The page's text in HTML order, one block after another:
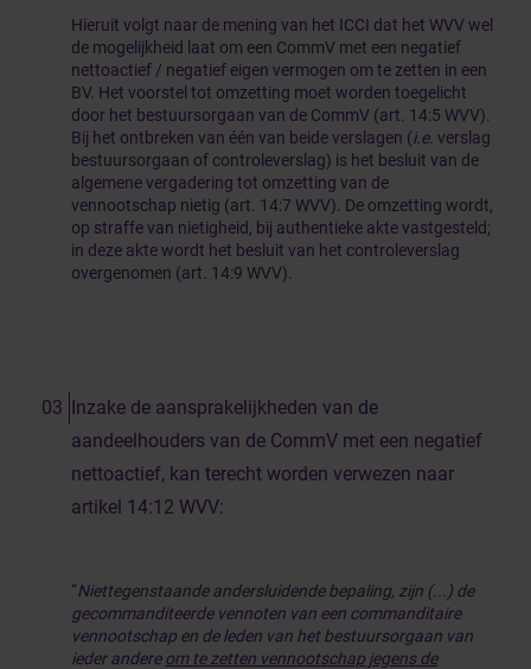
Hieruit volgt naar de mening van het ICCI dat het WVV wel
de mogelijkheid laat om een CommV met een negatief
nettoactief / negatief eigen vermogen om te zetten in een
BV. Het voorstel tot omzetting moet worden toegelicht
door het bestuursorgaan van de CommV (art. 14:5 WVV).
Bij het ontbreken van één van beide verslagen (i.e. verslag
bestuursorgaan of controleverslag) is het besluit van de
algemene vergadering tot omzetting van de
vennootschap nietig (art. 14:7 WVV). De omzetting wordt,
op straffe van nietigheid, bij authentieke akte vastgesteld;
in deze akte wordt het besluit van het controleverslag
overgenomen (art. 14:9 WVV).
Inzake de aansprakelijkheden van de
aandeelhouders van de CommV met een negatief
nettoactief, kan terecht worden verwezen naar
artikel 14:12 WVV:
“Niettegenstaande andersluidende bepaling, zijn (...) de
gecommanditeerde vennoten van een commanditaire
vennootschap en de leden van het bestuursorgaan van
ieder andereom te zetten vennootschap jegens de